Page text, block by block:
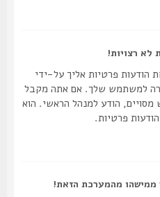
פרטיות אליך על-ידי
שלך. אם אתה מקבל
הודע למנהל הראשי. הוא
פרטיות.
מהמערכת הזאת!